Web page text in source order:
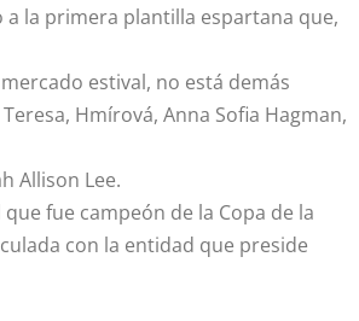
la primera plantilla espartana que,
estival, no está demás
Hmírová, Anna Sofia Hagman,
Allison Lee.
fue campeón de la Copa de la
con la entidad que preside